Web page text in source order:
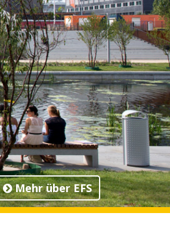
Mehr über EFS